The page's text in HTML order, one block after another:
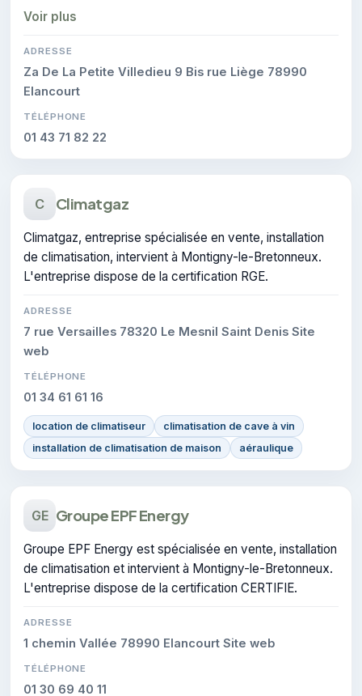
savoir-faire de l'entreprise.
Voir plus
ADRESSE
Za De La Petite Villedieu 9 Bis rue Liège 78990
Elancourt
TÉLÉPHONE
01 43 71 82 22
C Climatgaz
Climatgaz, entreprise spécialisée en vente, installation
de climatisation, intervient à Montigny-le-Bretonneux.
L'entreprise dispose de la certification RGE.
ADRESSE
7 rue Versailles 78320 Le Mesnil Saint Denis Site
web
TÉLÉPHONE
01 34 61 61 16
location de climatiseur
climatisation de cave à vin
installation de climatisation de maison
aéraulique
GE Groupe EPF Energy
Groupe EPF Energy est spécialisée en vente, installation
de climatisation et intervient à Montigny-le-Bretonneux.
L'entreprise dispose de la certification CERTIFIE.
ADRESSE
1 chemin Vallée 78990 Elancourt Site web
TÉLÉPHONE
01 30 69 40 11